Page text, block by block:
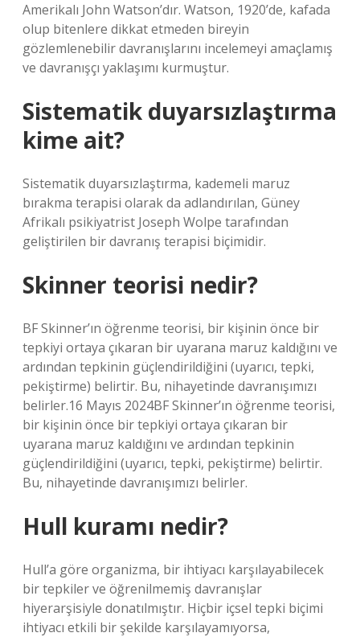
Amerikalı John Watson’dır. Watson, 1920’de, kafada
olup bitenlere dikkat etmeden bireyin
gözlemlenebilir davranışlarını incelemeyi amaçlamış
ve davranışçı yaklaşımı kurmuştur.
Sistematik duyarsızlaştırma
kime ait?
Sistematik duyarsızlaştırma, kademeli maruz
bırakma terapisi olarak da adlandırılan, Güney
Afrikalı psikiyatrist Joseph Wolpe tarafından
geliştirilen bir davranış terapisi biçimidir.
Skinner teorisi nedir?
BF Skinner’ın öğrenme teorisi, bir kişinin önce bir
tepkiyi ortaya çıkaran bir uyarana maruz kaldığını ve
ardından tepkinin güçlendirildiğini (uyarıcı, tepki,
pekiştirme) belirtir. Bu, nihayetinde davranışımızı
belirler.16 Mayıs 2024BF Skinner’ın öğrenme teorisi,
bir kişinin önce bir tepkiyi ortaya çıkaran bir
uyarana maruz kaldığını ve ardından tepkinin
güçlendirildiğini (uyarıcı, tepki, pekiştirme) belirtir.
Bu, nihayetinde davranışımızı belirler.
Hull kuramı nedir?
Hull’a göre organizma, bir ihtiyacı karşılayabilecek
bir tepkiler ve öğrenilmemiş davranışlar
hiyerarşisiyle donatılmıştır. Hiçbir içsel tepki biçimi
ihtiyacı etkili bir şekilde karşılayamıyorsa,